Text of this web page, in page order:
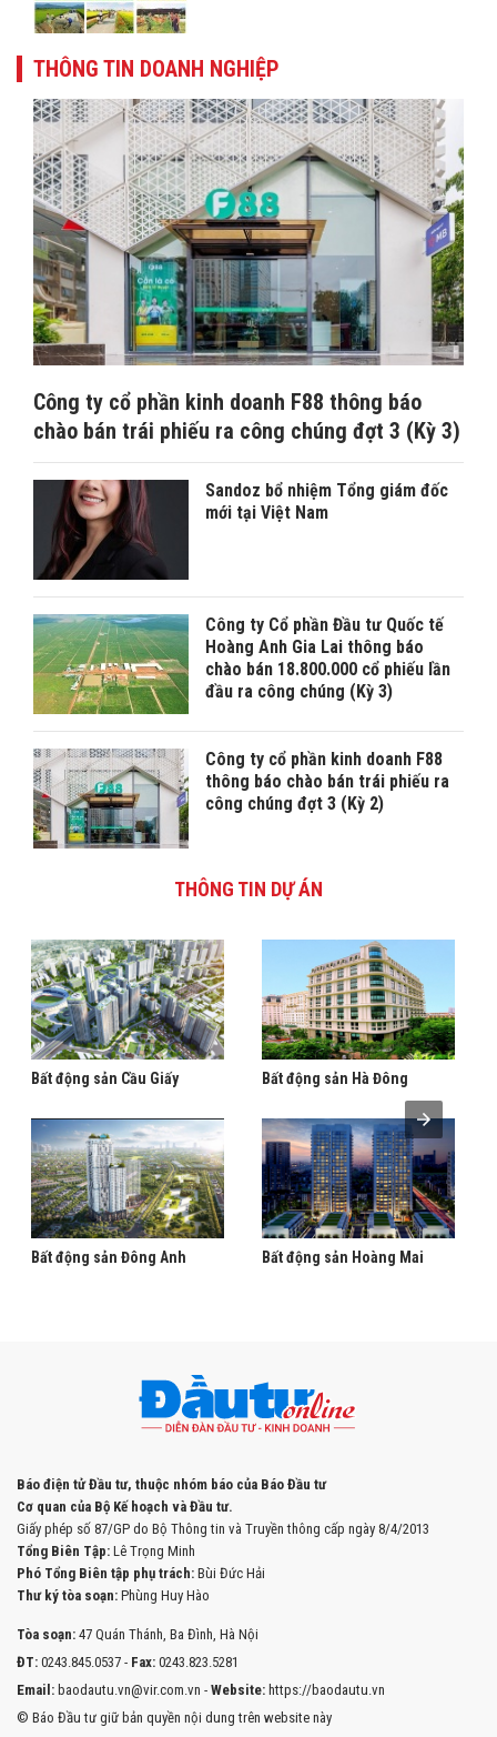
THÔNG TIN DOANH NGHIỆP
Công ty cổ phần kinh doanh F88 thông báo
chào bán trái phiếu ra công chúng đợt 3 (Kỳ 3)
Sandoz bổ nhiệm Tổng giám đốc
mới tại Việt Nam
Công ty Cổ phần Đầu tư Quốc tế
Hoàng Anh Gia Lai thông báo
chào bán 18.800.000 cổ phiếu lần
đầu ra công chúng (Kỳ 3)
Công ty cổ phần kinh doanh F88
thông báo chào bán trái phiếu ra
công chúng đợt 3 (Kỳ 2)
THÔNG TIN DỰ ÁN
Bất động sản Cầu Giấy
Bất động sản Đông Anh
Bất động sản Hà Đông
Bất động sản Hoàng Mai
Báo điện tử Đầu tư, thuộc nhóm báo của Báo Đầu tư
Cơ quan của Bộ Kế hoạch và Đầu tư.
Giấy phép số 87/GP do Bộ Thông tin và Truyền thông cấp ngày 8/4/2013
Tổng Biên Tập: Lê Trọng Minh
Phó Tổng Biên tập phụ trách: Bùi Đức Hải
Thư ký tòa soạn: Phùng Huy Hào
Tòa soạn: 47 Quán Thánh, Ba Đình, Hà Nội
ĐT: 0243.845.0537 - Fax: 0243.823.5281
Email: baodautu.vn@vir.com.vn - Website: https://baodautu.vn
© Báo Đầu tư giữ bản quyền nội dung trên website này